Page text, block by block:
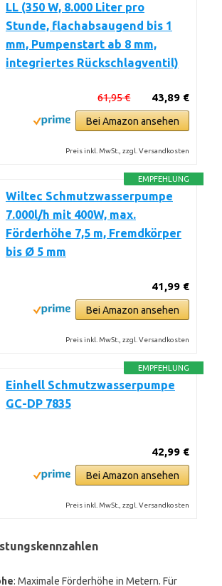
LL (350 W, 8.000 Liter pro
Stunde, flachabsaugend bis 1
mm, Pumpenstart ab 8 mm,
integriertes Rückschlagventil)
43,89 €
61,95 €
Bei Amazon ansehen
Preis inkl. MwSt., zzgl. Versandkosten
EMPFEHLUNG
Wiltec Schmutzwasserpumpe
7.000l/h mit 400W, max.
Förderhöhe 7,5 m, Fremdkörper
bis Ø 5 mm
41,99 €
Bei Amazon ansehen
Preis inkl. MwSt., zzgl. Versandkosten
EMPFEHLUNG
Einhell Schmutzwasserpumpe
GC-DP 7835
42,99 €
Bei Amazon ansehen
Preis inkl. MwSt., zzgl. Versandkosten
: Maximale Förderhöhe in Metern. Für